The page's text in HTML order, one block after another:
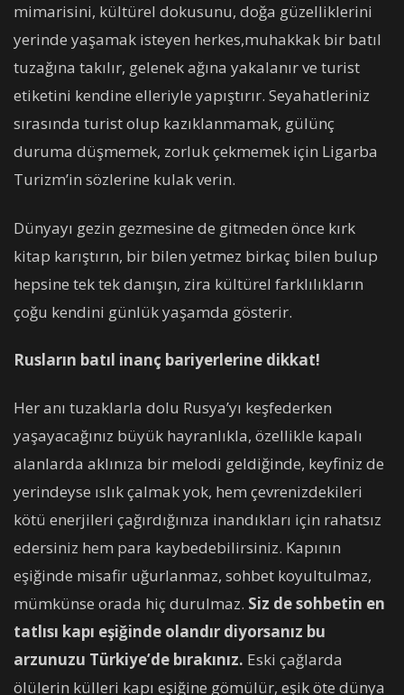
mimarisini, kültürel dokusunu, doğa güzelliklerini
yerinde yaşamak isteyen herkes,muhakkak bir batıl
tuzağına takılır, gelenek ağına yakalanır ve turist
etiketini kendine elleriyle yapıştırır. Seyahatleriniz
sırasında turist olup kazıklanmamak, gülünç
duruma düşmemek, zorluk çekmemek için Ligarba
Turizm’in sözlerine kulak verin.
Dünyayı gezin gezmesine de gitmeden önce kırk
kitap karıştırın, bir bilen yetmez birkaç bilen bulup
hepsine tek tek danışın, zira kültürel farklılıkların
çoğu kendini günlük yaşamda gösterir.
Rusların batıl inanç bariyerlerine dikkat!
Her anı tuzaklarla dolu Rusya’yı keşfederken
yaşayacağınız büyük hayranlıkla, özellikle kapalı
alanlarda aklınıza bir melodi geldiğinde, keyfiniz de
yerindeyse ıslık çalmak yok, hem çevrenizdekileri
kötü enerjileri çağırdığınıza inandıkları için rahatsız
edersiniz hem para kaybedebilirsiniz. Kapının
eşiğinde misafir uğurlanmaz, sohbet koyultulmaz,
mümkünse orada hiç durulmaz. Siz de sohbetin en
tatlısı kapı eşiğinde olandır diyorsanız bu
arzunuzu Türkiye’de bırakınız. Eski çağlarda
ölülerin külleri kapı eşiğine gömülür, eşik öte dünya